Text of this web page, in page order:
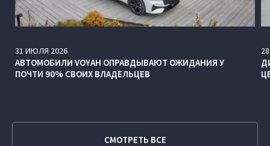
31 ИЮЛЯ 2026
АВТОМОБИЛИ VOYAH ОПРАВДЫВАЮТ ОЖИДАНИЯ У
ПОЧТИ 90% СВОИХ ВЛАДЕЛЬЦЕВ
28
СМОТРЕТЬ ВСЕ